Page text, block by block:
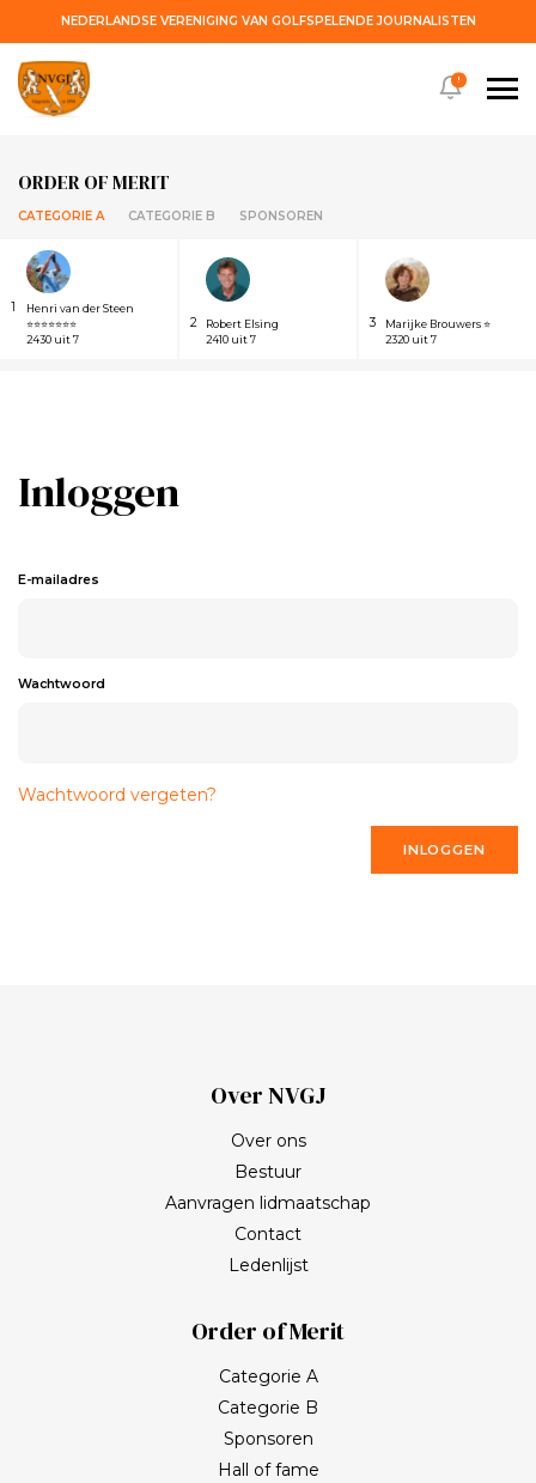
NEDERLANDSE VERENIGING VAN GOLFSPELENDE JOURNALISTEN
ORDER OF MERIT
CATEGORIE A CATEGORIE B SPONSOREN
1
Henri van der Steen
⭐⭐⭐⭐⭐⭐⭐
2430 uit 7
2
Robert Elsing
2410 uit 7
3
Marijke Brouwers ⭐
2320 uit 7
!
Inloggen
E-mailadres
Wachtwoord
Wachtwoord vergeten?
INLOGGEN
Over NVGJ
Over ons
Bestuur
Aanvragen lidmaatschap
Contact
Ledenlijst
Order of Merit
Categorie A
Categorie B
Sponsoren
Hall of fame